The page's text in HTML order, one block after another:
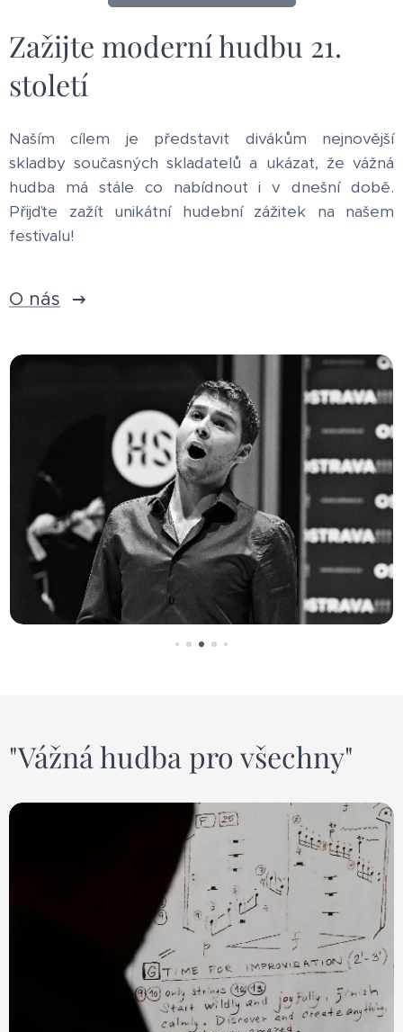
Zažijte moderní hudbu 21.
století
Naším cílem je představit divákům nejnovější
skladby současných skladatelů a ukázat, že vážná
hudba má stále co nabídnout i v dnešní době.
Přijďte zažít unikátní hudební zážitek na našem
festivalu!
O nás
"Vážná hudba pro všechny"